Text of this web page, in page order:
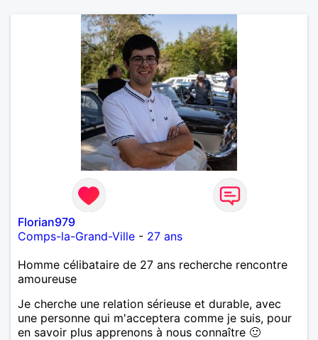
Florian979
Comps-la-Grand-Ville - 27 ans
Homme célibataire de 27 ans recherche rencontre
amoureuse
Je cherche une relation sérieuse et durable, avec
une personne qui m'acceptera comme je suis, pour
en savoir plus apprenons à nous connaître 🙂